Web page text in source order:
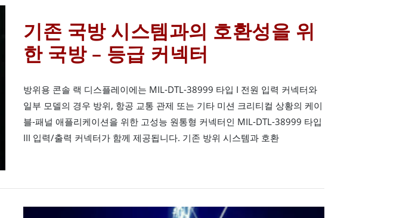
기존 국방 시스템과의 호환성을 위
한 국방 – 등급 커넥터
방위용 콘솔 랙 디스플레이에는 MIL-DTL-38999 타입 I 전원 입력 커넥터와
일부 모델의 경우 방위, 항공 교통 관제 또는 기타 미션 크리티컬 상황의 케이
블-패널 애플리케이션을 위한 고성능 원통형 커넥터인 MIL-DTL-38999 타입
III 입력/출력 커넥터가 함께 제공됩니다. 기존 방위 시스템과 호환